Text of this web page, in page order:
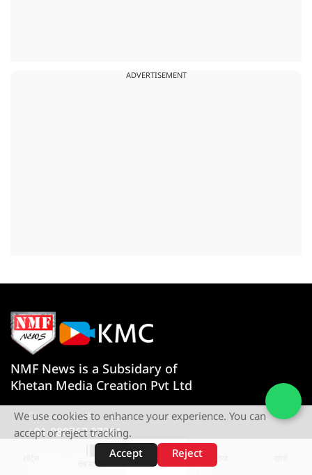
ADVERTISEMENT
वेब स्टोरीज़
NMF News is a Subsidary of
Khetan Media Creation Pvt Ltd
Give us a Call
+91-080767 27261
We use cookies to enhance your experience. You can
accept or reject tracking.
Accept
Reject